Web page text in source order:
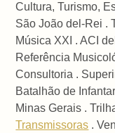
Cultura, Turismo,
São João del-Rei .
Música XXI . ACI
Referência
Consultoria .
Batalhão de
Minas Gerais .
Transmissoras .